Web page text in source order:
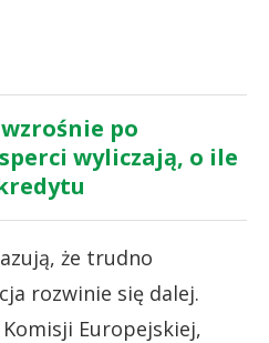
wzrośnie po
wyliczają, o ile
że trudno
rozwinie się dalej.
Europejskiej,